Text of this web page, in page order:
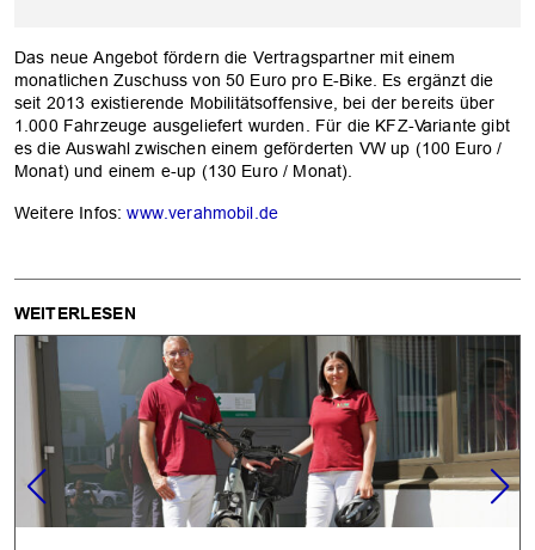
Das neue Angebot fördern die Vertragspartner mit einem
monatlichen Zuschuss von 50 Euro pro E-Bike. Es ergänzt die
seit 2013 existierende Mobilitätsoffensive, bei der bereits über
1.000 Fahrzeuge ausgeliefert wurden. Für die KFZ-Variante gibt
es die Auswahl zwischen einem geförderten VW up (100 Euro /
Monat) und einem e-up (130 Euro / Monat).
Weitere Infos:www.verahmobil.de
WEITERLESEN